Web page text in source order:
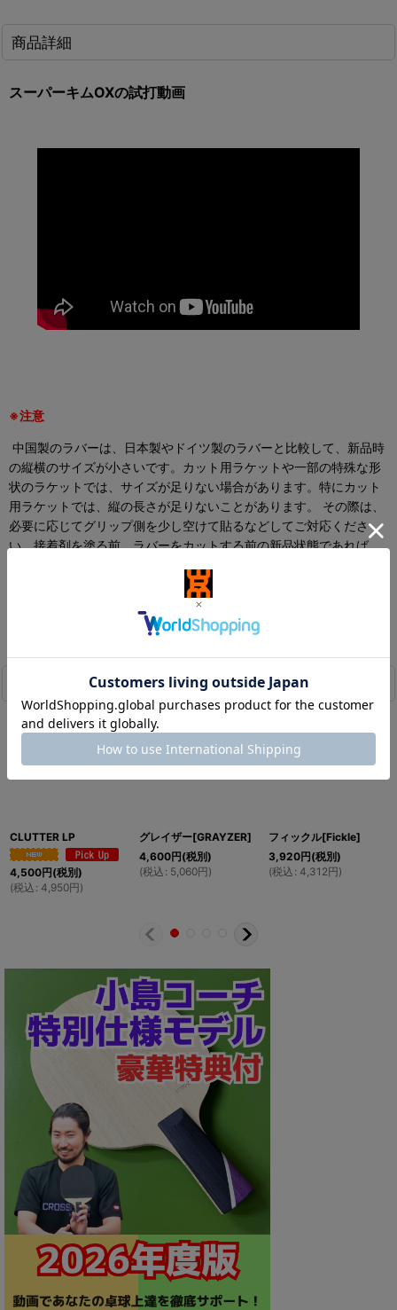
商品詳細
スーパーキムOXの試打動画
※注意
中国製のラバーは、日本製やドイツ製のラバーと比較して、新品時
の縦横のサイズが小さいです。カット用ラケットや一部の特殊な形
状のラケットでは、サイズが足りない場合があります。特にカット
用ラケットでは、縦の長さが足りないことがあります。 その際は、
必要に応じてグリップ側を少し空けて貼るなどしてご対応くださ
い。接着剤を塗る前、ラバーをカットする前の新品状態であれば、
トにラバーを当ててサイズをご確認ください。
この商品を買った人は、こんな商品も買っています
CLUTTER LP
4,500円(税別)
(税込 : 4,950円)
グレイザー[GRAYZER]
4,600円(税別)
(税込 : 5,060円)
フィックル[Fickle]
3,920円(税別)
(税込 : 4,312円)